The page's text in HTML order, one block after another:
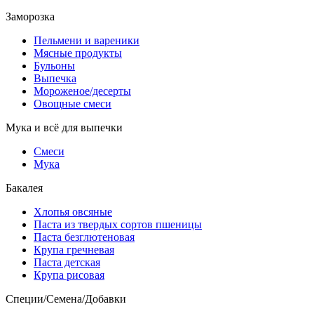
Заморозка
Пельмени и вареники
Мясные продукты
Бульоны
Выпечка
Мороженое/десерты
Овощные смеси
Мука и всё для выпечки
Смеси
Мука
Бакалея
Хлопья овсяные
Паста из твердых сортов пшеницы
Паста безглютеновая
Крупа гречневая
Паста детская
Крупа рисовая
Специи/Семена/Добавки